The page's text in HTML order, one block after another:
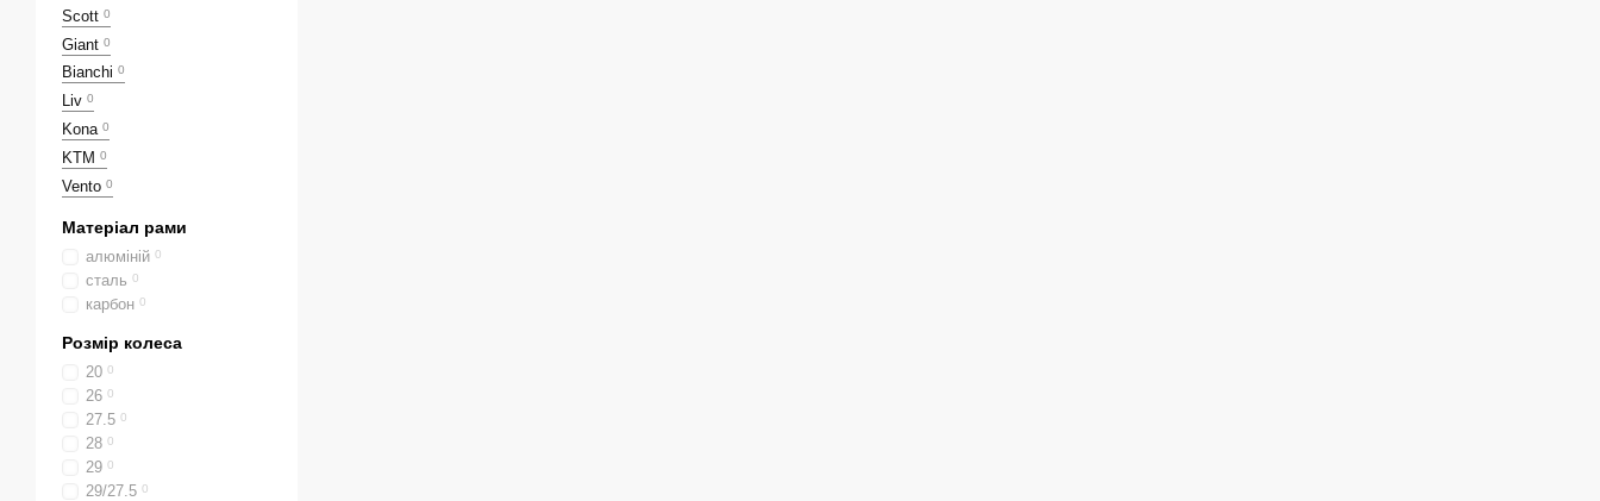
Scott 0
Giant 0
Bianchi 0
Liv 0
Kona 0
KTM 0
Vento 0
Матеріал рами
алюміній 0
сталь 0
карбон 0
Розмір колеса
20 0
26 0
27.5 0
28 0
29 0
29/27.5 0